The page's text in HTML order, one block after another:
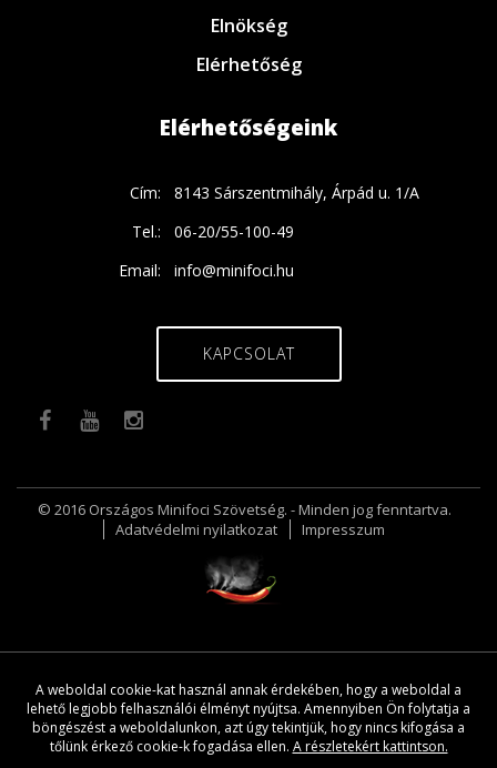
Elnökség
Elérhetőség
Elérhetőségeink
Cím:
8143 Sárszentmihály, Árpád u. 1/A
Tel.:
06-20/55-100-49
Email:
info@minifoci.hu
KAPCSOLAT
© 2016 Országos Minifoci Szövetség. - Minden jog fenntartva.
Adatvédelmi nyilatkozat
Impresszum
A weboldal cookie-kat használ annak érdekében, hogy a weboldal a
lehető legjobb felhasználói élményt nyújtsa. Amennyiben Ön folytatja a
böngészést a weboldalunkon, azt úgy tekintjük, hogy nincs kifogása a
tőlünk érkező cookie-k fogadása ellen. A részletekért kattintson.